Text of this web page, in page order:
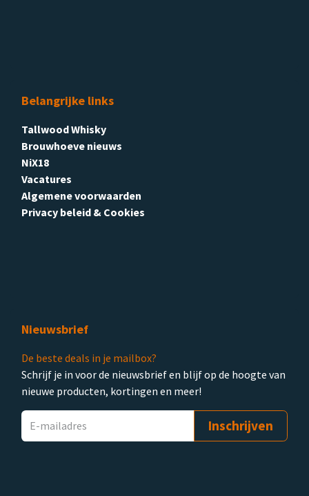
Belangrijke links
Tallwood Whisky
Brouwhoeve nieuws
NiX18
Vacatures
Algemene voorwaarden
Privacy beleid & Cookies
Nieuwsbrief
De beste deals in je mailbox?
Schrijf je in voor de nieuwsbrief en blijf op de hoogte van
nieuwe producten, kortingen en meer!
Inschrijven